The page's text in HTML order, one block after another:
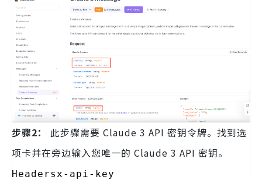
步骤2： 此步骤需要 Claude 3 API 密钥令牌。找到选
项卡并在旁边输入您唯一的 Claude 3 API 密钥。
Headersx-api-key